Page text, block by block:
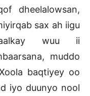
dheelalowsan,
sax ah iigu
wuu ii
muddo
baqtiyey oo
iyo duunyo nool